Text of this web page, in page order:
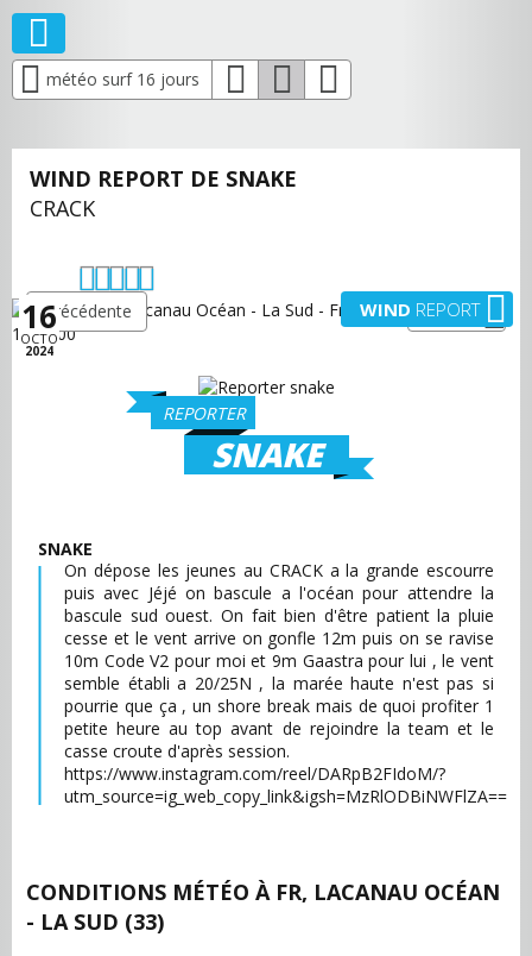
météo surf 16 jours
WIND REPORT DE SNAKE
CRACK
16
OCTO
2024
WIND REPORT
précédente suivante
REPORTER
SNAKE
SNAKE
On dépose les jeunes au CRACK a la grande escourre
puis avec Jéjé on bascule a l'océan pour attendre la
bascule sud ouest. On fait bien d'être patient la pluie
cesse et le vent arrive on gonfle 12m puis on se ravise
10m Code V2 pour moi et 9m Gaastra pour lui , le vent
semble établi a 20/25N , la marée haute n'est pas si
pourrie que ça , un shore break mais de quoi profiter 1
petite heure au top avant de rejoindre la team et le
casse croute d'après session.
https://www.instagram.com/reel/DARpB2FIdoM/?
utm_source=ig_web_copy_link&igsh=MzRlODBiNWFlZA==
CONDITIONS MÉTÉO À FR, LACANAU OCÉAN
- LA SUD (33)